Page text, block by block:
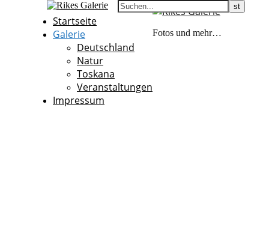
Startseite
Galerie
Deutschland
Natur
Toskana
Veranstaltungen
Impressum
Fotos und mehr…